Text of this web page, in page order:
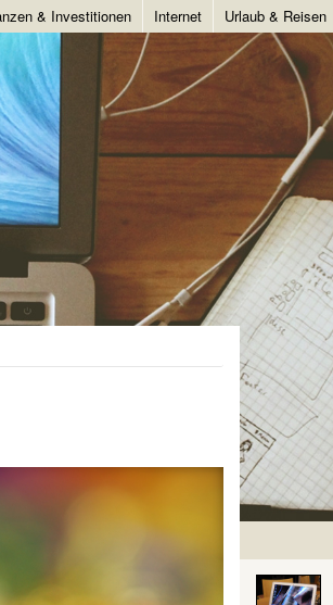
& Investitionen Internet Urlaub & Reisen